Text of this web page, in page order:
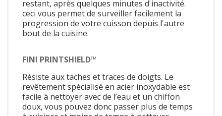
restant, après quelques minutes d'inactivité.
ceci vous permet de surveiller facilement la
progression de votre cuisson depuis l'autre
bout de la cuisine.
FINI PRINTSHIELD™
Résiste aux taches et traces de doigts. Le
revêtement spécialisé en acier inoxydable est
facile à nettoyer avec de l’eau et un chiffon
doux, vous pouvez donc passer plus de temps